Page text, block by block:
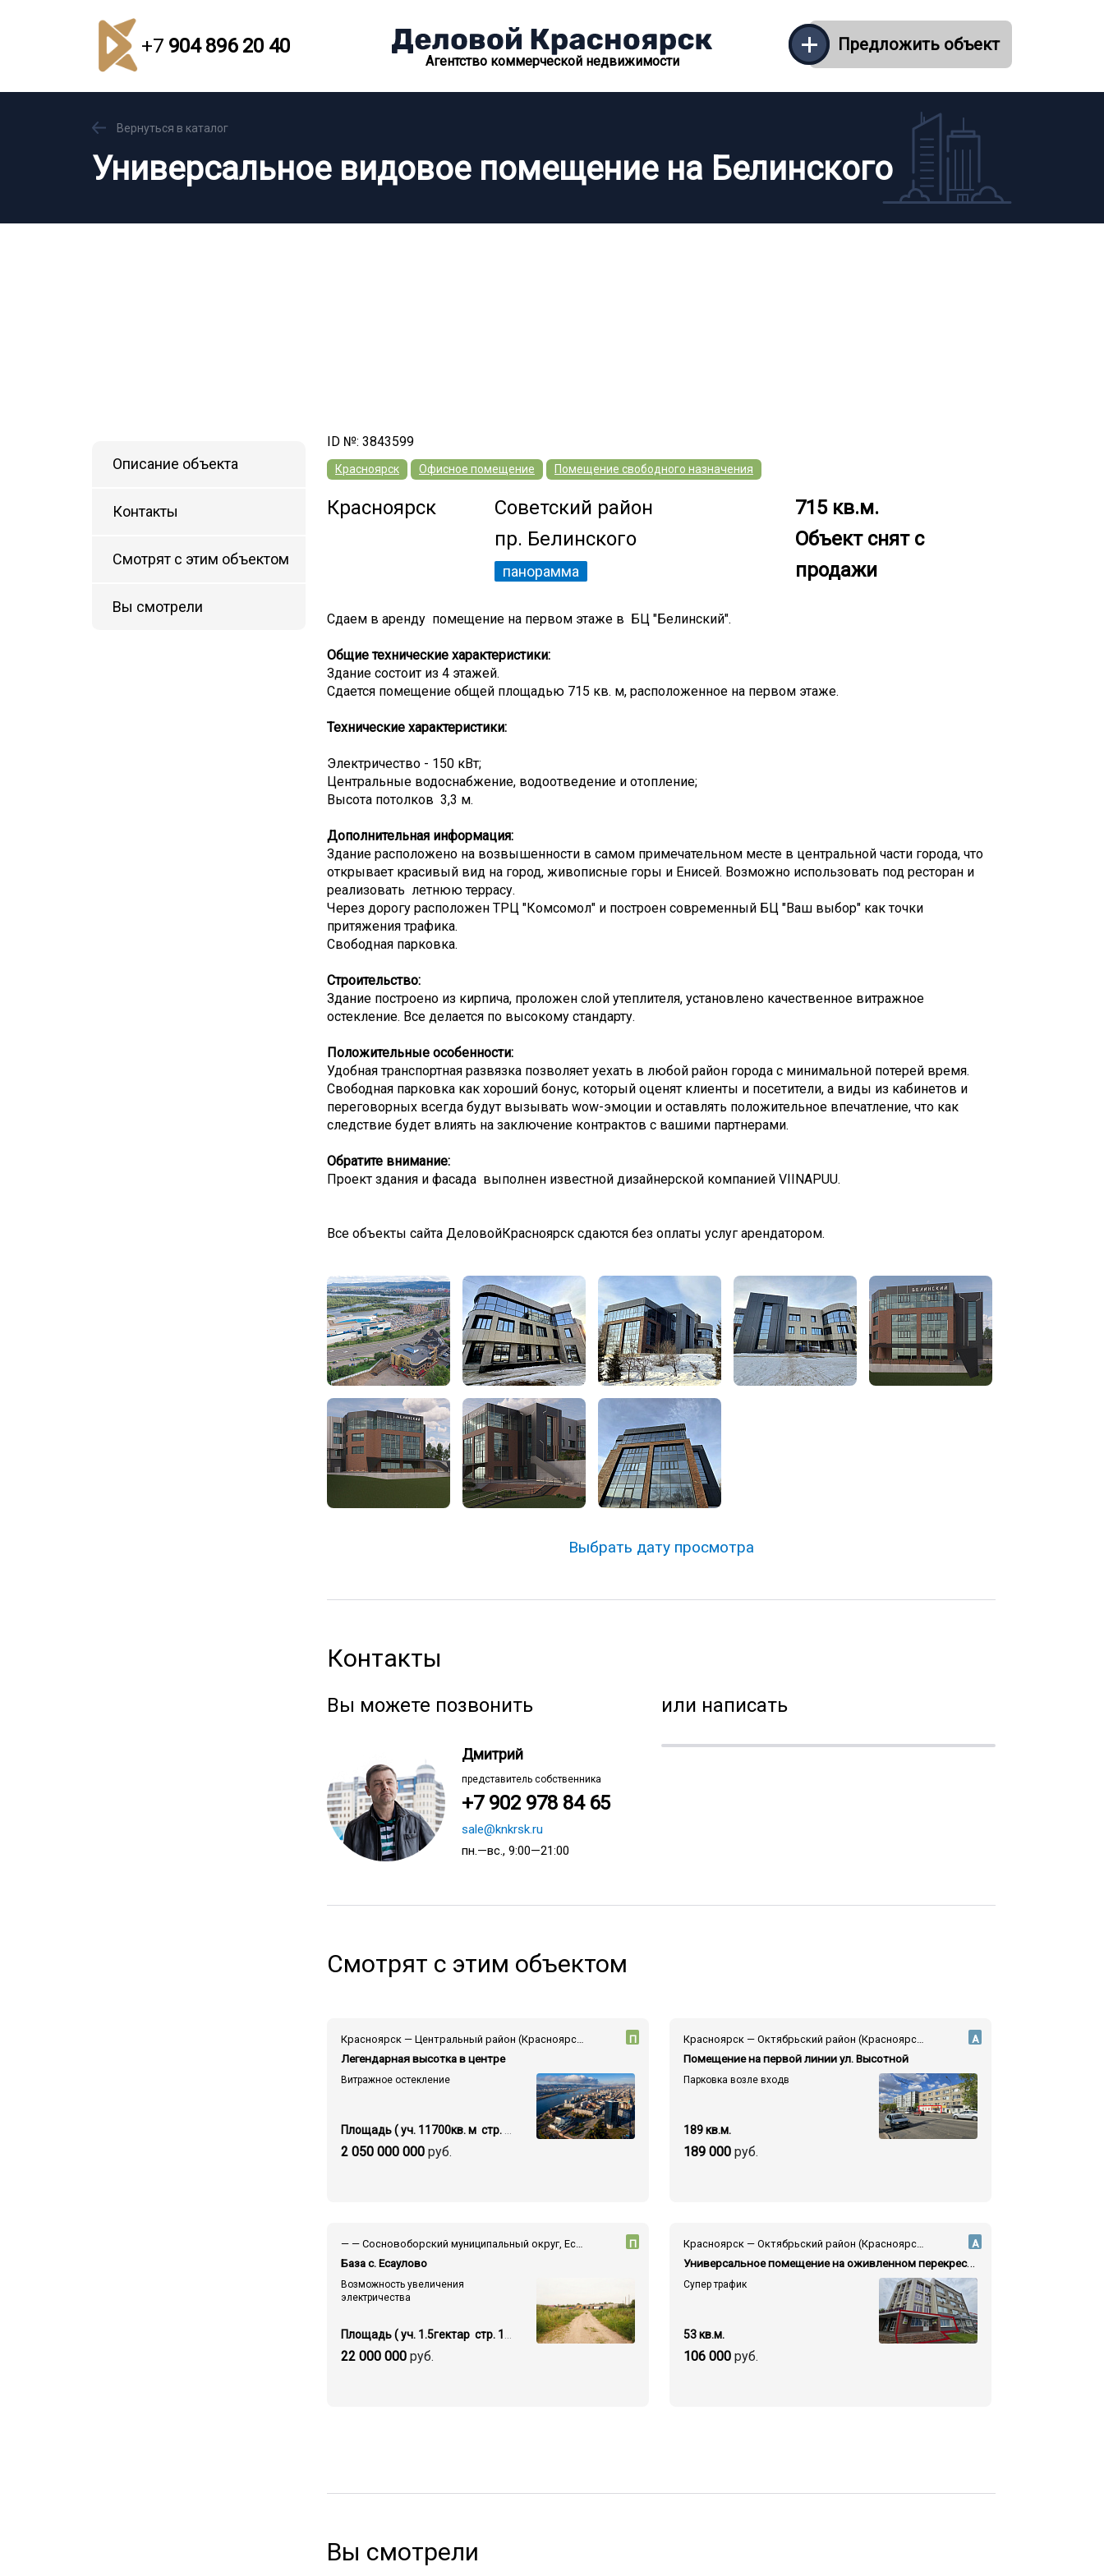
+7 904 896 20 40
Агентство коммерческой недвижимости
Предложить объект
Вернуться в каталог
Универсальное видовое помещение на Белинского
Описание объекта
Контакты
Смотрят с этим объектом
Вы смотрели
ID №: 3843599
Красноярск Офисное помещение Помещение свободного назначения
Красноярск
Советский район
пр. Белинского
панорамма
715 кв.м.
Объект снят с
продажи
Сдаем в аренду помещение на первом этаже в БЦ "Белинский".
Общие технические характеристики:
Здание состоит из 4 этажей.
Сдается помещение общей площадью 715 кв. м, расположенное на первом этаже.
Технические характеристики:
Электричество - 150 кВт;
Центральные водоснабжение, водоотведение и отопление;
Высота потолков 3,3 м.
Дополнительная информация:
Здание расположено на возвышенности в самом примечательном месте в центральной части города, что
открывает красивый вид на город, живописные горы и Енисей. Возможно использовать под ресторан и
реализовать летнюю террасу.
Через дорогу расположен ТРЦ "Комсомол" и построен современный БЦ "Ваш выбор" как точки
притяжения трафика.
Свободная парковка.
Строительство:
Здание построено из кирпича, проложен слой утеплителя, установлено качественное витражное
остекление. Все делается по высокому стандарту.
Положительные особенности:
Удобная транспортная развязка позволяет уехать в любой район города с минимальной потерей время.
Свободная парковка как хороший бонус, который оценят клиенты и посетители, а виды из кабинетов и
переговорных всегда будут вызывать wow-эмоции и оставлять положительное впечатление, что как
следствие будет влиять на заключение контрактов с вашими партнерами.
Обратите внимание:
Проект здания и фасада выполнен известной дизайнерской компанией VIINAPUU.
Все объекты сайта ДеловойКрасноярск сдаются без оплаты услуг арендатором.
Выбрать дату просмотра
Контакты
Вы можете позвонить
Дмитрий
представитель собственника
+7 902 978 84 65
sale@knkrsk.ru
пн.—вс., 9:00—21:00
или написать
Смотрят с этим объектом
Красноярск — Центральный район (Красноярск) — пр-т Мира
Легендарная высотка в центре
П
Витражное остекление
2 050 000 000 руб.
Красноярск — Октябрьский район (Красноярск) — ул. Высотная
Помещение на первой линии ул. Высотной
А
Парковка возле входв
189 000 руб.
189 кв.м.
— — Сосновоборский муниципальный округ, Есауловка поселок, ул. Поповича, 36/2
База с. Есаулово
П
Возможность увеличения
электричества
22 000 000 руб.
Красноярск — Октябрьский район (Красноярск) — ул. Высотная
Универсальное помещение на оживленном перекрестке
А
Супер трафик
106 000 руб.
53 кв.м.
Вы смотрели